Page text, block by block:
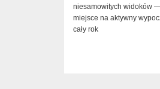
niesamowitych widoków
miejsce na aktywny
cały rok